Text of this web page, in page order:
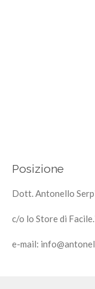
Posizione
Dott. Antonello
c/o lo Store di
e-mail: